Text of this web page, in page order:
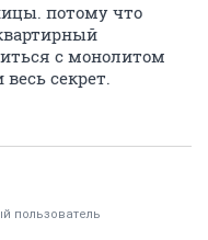
потому что
с монолитом
секрет.
пользователь